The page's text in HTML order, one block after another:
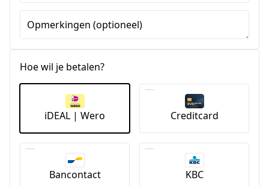
Opmerkingen (optioneel)
Hoe wil je betalen?
iDEAL | Wero Creditcard
Bancontact KBC